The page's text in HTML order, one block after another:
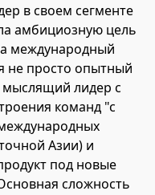
в своем сегменте
амбициозную цель
международный
не просто опытный
мыслящий лидер с
команд "с
Азии) и
под новые
сложность